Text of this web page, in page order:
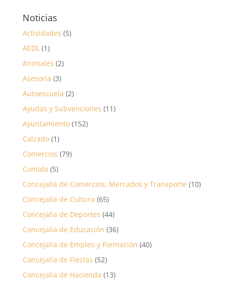
Noticias
Actividades (5)
AEDL (1)
Animales (2)
Asesoría (3)
Autoescuela (2)
Ayudas y Subvenciones (11)
Ayuntamiento(152)
Calzado(1)
Comercios (79)
Comida (5)
Concejalía de Comercios, Mercados y Transporte (10)
Concejalía de Cultura (65)
Concejalía de Deportes (44)
Concejalía de Educación (36)
Concejalía de Empleo y Formación (40)
Concejalía de Fiestas (52)
Concejalía de Hacienda (13)